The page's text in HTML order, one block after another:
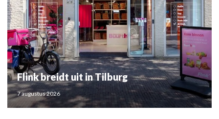
Flink breidt uit in Tilburg
7 augustus 2026